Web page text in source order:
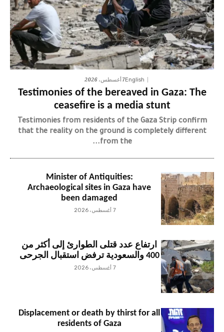
English7 أغسطس، 2026
Testimonies of the bereaved in Gaza: The
ceasefire is a media stunt
Testimonies from residents of the Gaza Strip confirm
that the reality on the ground is completely different
from the...
Minister of Antiquities:
Archaeological sites in Gaza have
been damaged
7 أغسطس، 2026
ارتفاع عدد قتلى الطوارئ إلى أكثر من
400 والسعودية ترفض استقبال الجرحى
7 أغسطس، 2026
Displacement or death by thirst for all
residents of Gaza